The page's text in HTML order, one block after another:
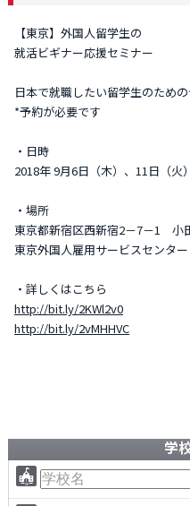
【東京】外国人留学生の
就活ビギナー応援セミナー
日本で就職したい留学生のための
*予約が必要です
・日時
2018年 9月6日（木）、11日（火
・場所
東京都新宿区西新宿2－7－1 小
東京外国人雇用サービスセンター
・詳しくはこちら
http://bit.ly/2KWl2v0
http://bit.ly/2vMHHVC
学